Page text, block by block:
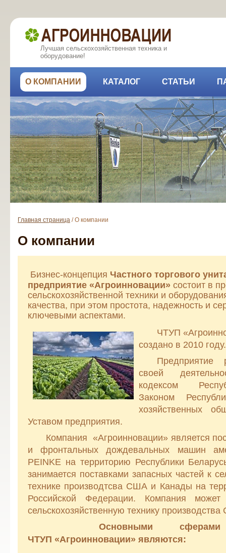
Лучшая сельскохозяйственная техника и
оборудование!
О КОМПАНИИ КАТАЛОГ СТАТЬИ
Главная страница /О компании
О компании
Бизнес-концепция Частного торгового
предприятие «Агроинновации» состоит в
сельскохозяйственной техники и
качества, при этом простота, надежность и
ключевыми аспектами.
ЧТУП
создано в 2010 году.
Предприятие
своей
кодексом
Законом
хозяйственных
Уставом предприятия.
Компания «Агроинновации» является
и фронтальных дождевальных машин
PEINKE на территорию Республики
занимается поставками запасных частей к
технике производтсва США и Канады на
Российской Федерации. Компания
сельскохозяйственную технику
Основными сферами
ЧТУП «Агроинновации» являются: